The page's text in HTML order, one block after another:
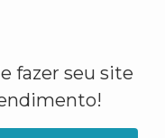
fazer seu site